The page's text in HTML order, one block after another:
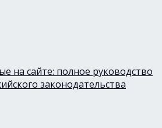
на сайте: полное руководство
законодательства